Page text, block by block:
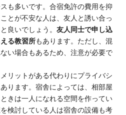
も多いです。 合宿免許の費用を抑
とが不安な人は、友人と誘い合っ
良いでしょう。 友人同士で申し込
る教習所もあります。ただし、混
い場合もあるため、注意が必要で
リットがある代わりにプライバシ
ります。宿舎によっては、相部屋
きは一人になれる空間を作ってい
検討している人は宿舎の設備も考